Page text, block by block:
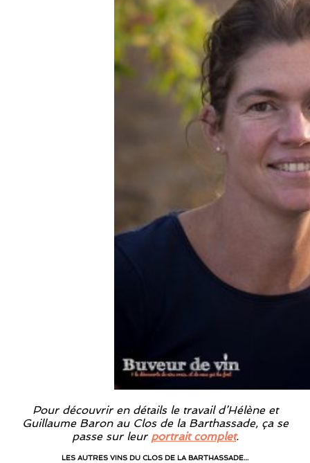
Pour découvrir en détails le travail d’Hélène et
Guillaume Baron au Clos de la Barthassade, ça se
passe sur leur portrait complet.
LES AUTRES VINS DU CLOS DE LA BARTHASSADE…